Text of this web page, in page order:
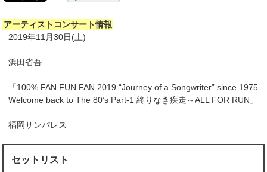
アーティストコンサート情報
2019年11月30日(土)
浜田省吾
「100% FAN FUN FAN 2019 “Journey of a Songwriter” since 1975
Welcome back to The 80’s Part-1 終りなき疾走～ALL FOR RUN」
福岡サンパレス
セットリスト